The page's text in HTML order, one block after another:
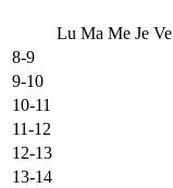
Lu Ma Me Je Ve
8-9
9-10
10-11
11-12
12-13
13-14